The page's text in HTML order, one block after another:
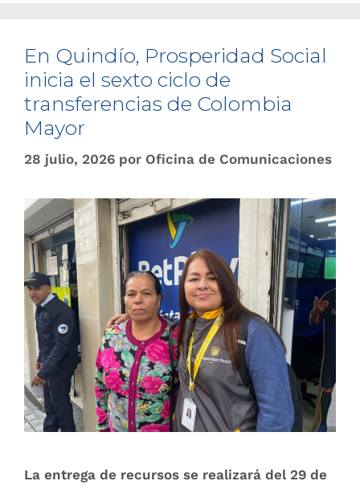
En Quindío, Prosperidad Social
inicia el sexto ciclo de
transferencias de Colombia
Mayor
28 julio, 2026 por Oficina de Comunicaciones
La entrega de recursos se realizará del 29 de